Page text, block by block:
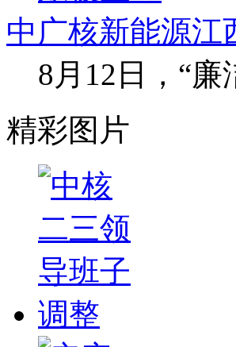
中广核新能源江
8月12日，“
精彩图片